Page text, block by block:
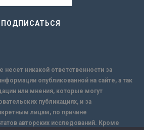
несет никакой ответственности за
опубликованной на сайте, а так
или мнения, которые могут
публикациях, и за
лицам, по причине
авторских исследований. Кроме